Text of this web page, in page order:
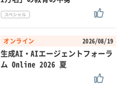
オンライン 2026/08/19
生成AI・AIエージェントフォーラ
ム Online 2026 夏